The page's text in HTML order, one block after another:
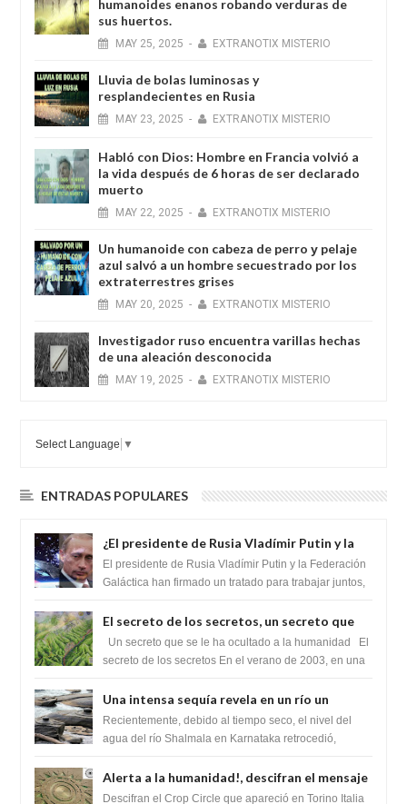
humanoides enanos robando verduras de
sus huertos.
MAY 25, 2025 - EXTRANOTIX MISTERIO
Lluvia de bolas luminosas y
resplandecientes en Rusia
MAY 23, 2025 - EXTRANOTIX MISTERIO
Habló con Dios: Hombre en Francia volvió a
la vida después de 6 horas de ser declarado
muerto
MAY 22, 2025 - EXTRANOTIX MISTERIO
Un humanoide con cabeza de perro у pelaje
azul salvó a un hombre secuestrado por los
extraterrestres grises
MAY 20, 2025 - EXTRANOTIX MISTERIO
Investigador ruso encuentra varillas hechas
de una aleación desconocida
MAY 19, 2025 - EXTRANOTIX MISTERIO
Select Language ▼
ENTRADAS POPULARES
¿El presidente de Rusia Vladímir Putin y la
Federación Galactica han firmado un
tratado para acabar con los Sionistas?
El presidente de Rusia Vladímir Putin y la Federación
Galáctica han firmado un tratado para trabajar juntos,
El secreto de los secretos, un secreto que
cambiaría por completo el destino de la
humanidad
Un secreto que se le ha ocultado a la humanidad El
secreto de los secretos En el verano de 2003, en una
Una intensa sequía revela en un río un
impresionante hallazgo de miles de Shiva
Lingas
Recientemente, debido al tiempo seco, el nivel del
agua del río Shalmala en Karnataka retrocedió,
Alerta a la humanidad!, descifran el mensaje
del Crop Circle de Torino ,Italia
Descifran el Crop Circle que apareció en Torino Italia